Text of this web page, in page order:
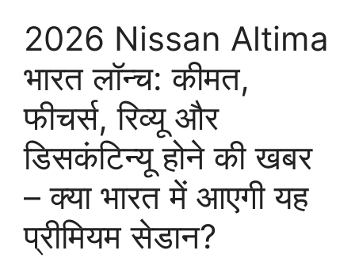
2026 Nissan Altima
भारत लॉन्च: कीमत,
फीचर्स, रिव्यू और
डिसकंटिन्यू होने की खबर
– क्या भारत में आएगी यह
प्रीमियम सेडान?